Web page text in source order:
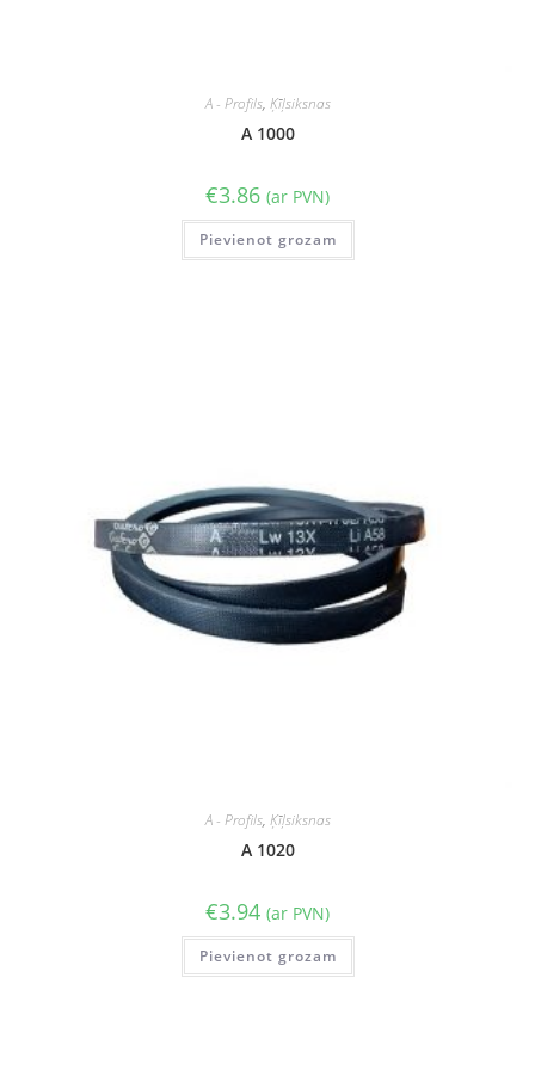
A - Profils, Ķīļsiksnas
A 1000
€3.86 (ar PVN)
Pievienot grozam
A - Profils, Ķīļsiksnas
A 1020
€3.94 (ar PVN)
Pievienot grozam